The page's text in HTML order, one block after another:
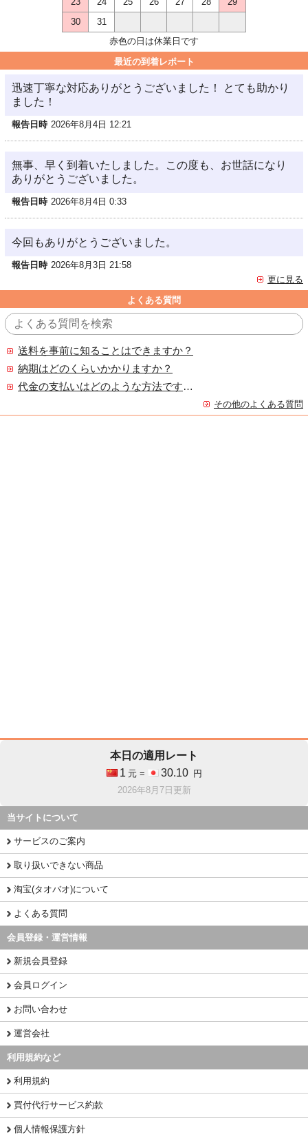
30
31
赤色の日は休業日です
最近の到着レポート
迅速丁寧な対応ありがとうございました！ とても助かり
ました！
報告日時 2026年8月4日 12:21
無事、早く到着いたしました。この度も、お世話になり
ありがとうございました。
報告日時 2026年8月4日 0:33
今回もありがとうございました。
報告日時 2026年8月3日 21:58
更に見る
よくある質問
送料を事前に知ることはできますか？
納期はどのくらいかかりますか？
代金の支払いはどのような方法ですか？
その他のよくある質問
本日の適用レート
1 元 = 30.10
円
2026年8月7日更新
当サイトについて
サービスのご案内
取り扱いできない商品
淘宝(タオバオ)について
よくある質問
会員登録・運営情報
新規会員登録
会員ログイン
お問い合わせ
運営会社
利用規約など
利用規約
買付代行サービス約款
個人情報保護方針